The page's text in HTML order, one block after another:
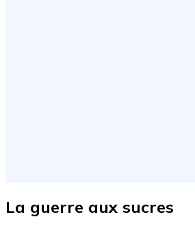
La guerre aux sucres